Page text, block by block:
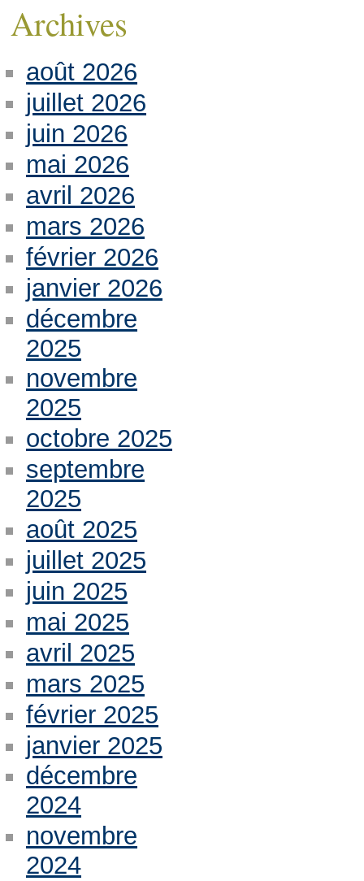
Archives
août 2026
juillet 2026
juin 2026
mai 2026
avril 2026
mars 2026
février 2026
janvier 2026
décembre
2025
novembre
2025
octobre 2025
septembre
2025
août 2025
juillet 2025
juin 2025
mai 2025
avril 2025
mars 2025
février 2025
janvier 2025
décembre
2024
novembre
2024